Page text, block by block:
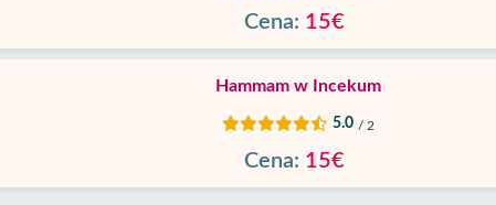
Cena: 15€
Hammam w Incekum
5.0 / 2
Cena: 15€